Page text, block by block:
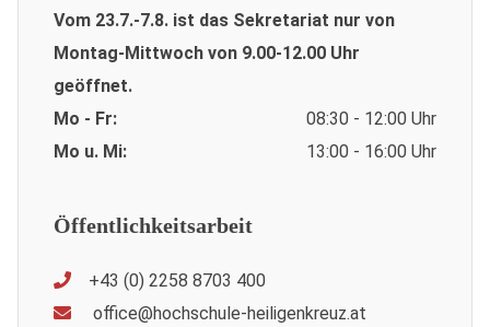
Vom 23.7.-7.8. ist das Sekretariat nur von
Montag-Mittwoch von 9.00-12.00 Uhr
geöffnet.
Mo - Fr:
08:30 - 12:00 Uhr
Mo u. Mi:
13:00 - 16:00 Uhr
Öffentlichkeitsarbeit
+43 (0) 2258 8703 400
office@hochschule-heiligenkreuz.at